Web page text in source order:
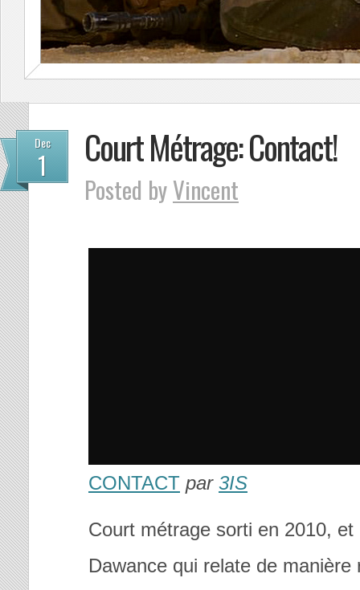
Dec
1 Court Métrage: Contact!
Posted byVincent
CONTACT par 3IS
Court métrage sorti en 2010,
Dawance qui relate de manière